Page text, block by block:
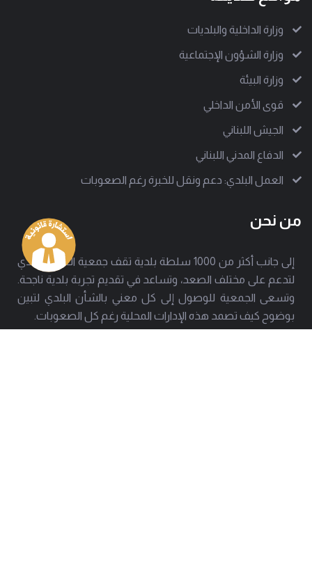
وزارة الداخلية والبلديات
وزارة الشؤون الإجتماعية
وزارة البيئة
قوى الأمن الداخلي
الجيش اللبناني
الدفاع المدني اللبناني
العمل البلدي: دعم ونقل للخبرة رغم الصعوبات
من نحن
إلى جانب أكثر من 1000 سلطة بلدية تقف جمعية العمل البلدي
لتدعم على مختلف الصعد، وتساعد في تقديم تجربة بلدية ناجحة.
وتسعى الجمعية للوصول إلى كل معني بالشأن البلدي لتبين
بوضوح كيف تصمد هذه الإدارات المحلية رغم كل الصعوبات.